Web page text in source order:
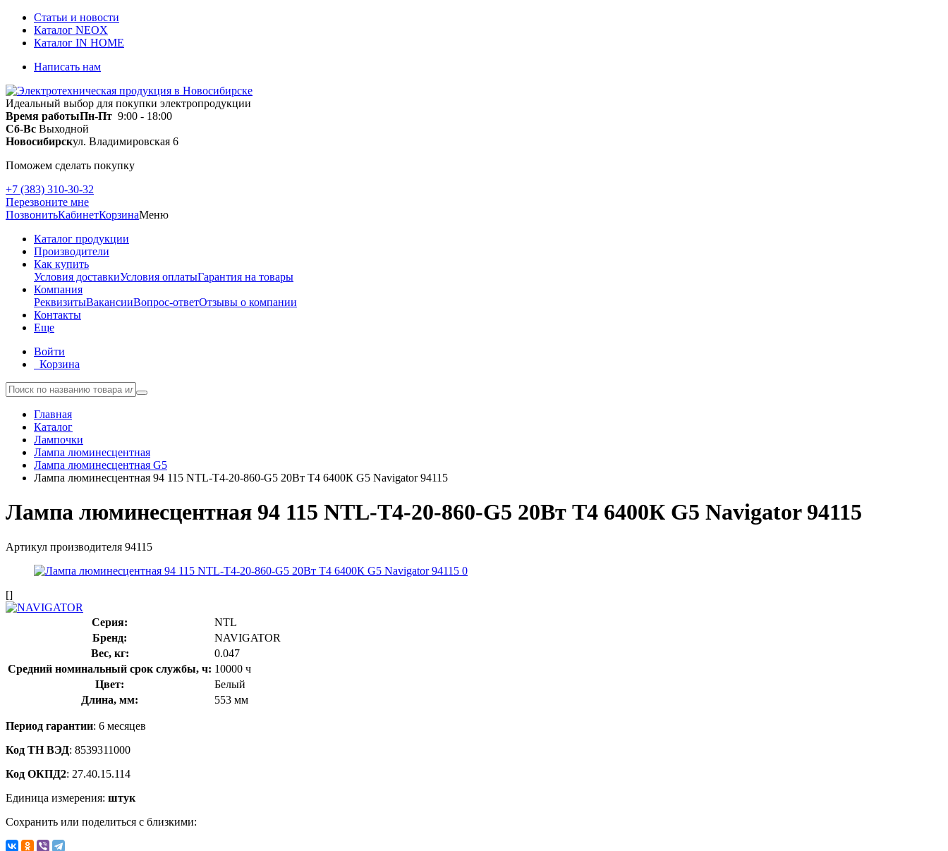
Статьи и новости
Каталог NEOX
Каталог IN HOME
Написать нам
Идеальный выбор для покупки электропродукции
Время работыПн-Пт 9:00 - 18:00
Сб-Вс Выходной
Новосибирскул. Владимировская 6
Поможем сделать покупку
+7 (383) 310-30-32
Перезвоните мне
ПозвонитьКабинетКорзинаМеню
Каталог продукции
Производители
Как купить
Условия доставкиУсловия оплатыГарантия на товары
Компания
РеквизитыВакансииВопрос-ответОтзывы о компании
Контакты
Еще
Войти
Корзина
Главная
Каталог
Лампочки
Лампа люминесцентная
Лампа люминесцентная G5
Лампа люминесцентная 94 115 NTL-T4-20-860-G5 20Вт T4 6400К G5 Navigator 94115
Лампа люминесцентная 94 115 NTL-T4-20-860-G5 20Вт T4 6400К G5 Navigator 94115
Артикул производителя 94115
[]
Серия:
NTL
Бренд:
NAVIGATOR
Вес, кг:
0.047
Средний номинальный срок службы, ч: 10000 ч
Цвет:
Белый
Длина, мм:
553 мм
Период гарантии: 6 месяцев
Код ТН ВЭД: 8539311000
Код ОКПД2: 27.40.15.114
Единица измерения: штук
Сохранить или поделиться с близкими: